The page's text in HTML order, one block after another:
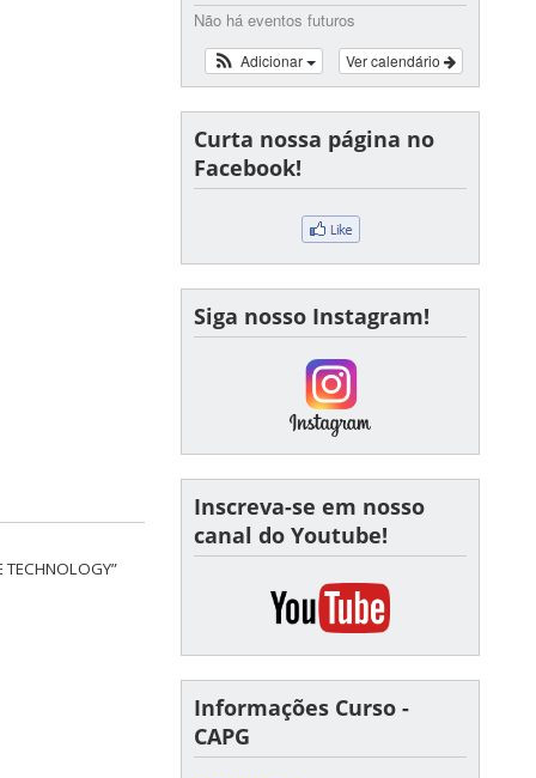
TECHNOLOGY”
Não há eventos futuros
Ver calendário
Adicionar
Curta nossa página no
Facebook!
Siga nosso Instagram!
Inscreva-se em nosso
canal do Youtube!
Informações Curso -
CAPG